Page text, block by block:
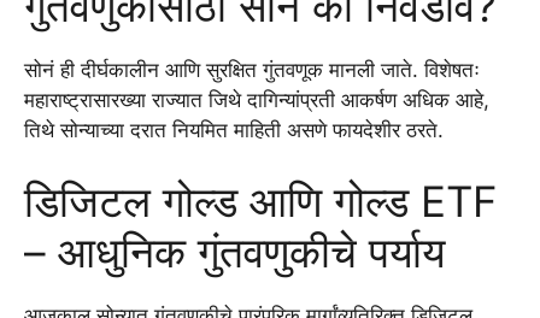
सोनं ही दीर्घकालीन आणि सुरक्षित गुंतवणूक मानली जाते. विशेषतः
महाराष्ट्रासारख्या राज्यात जिथे दागिन्यांप्रती आकर्षण अधिक आहे,
तिथे सोन्याच्या दरात नियमित माहिती असणे फायदेशीर ठरते.
डिजिटल गोल्ड आणि गोल्ड ETF
– आधुनिक गुंतवणुकीचे पर्याय